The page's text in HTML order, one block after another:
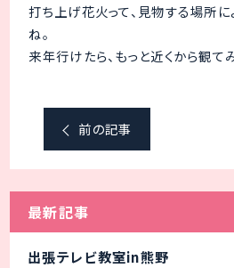
打ち上げ花火って、見物する場所
ね。
来年行けたら、もっと近くから観て
前の記事
最新記事
出張テレビ教室in熊野